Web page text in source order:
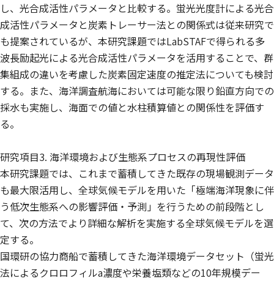
し、光合成活性パラメータと比較する。蛍光光度計による光合
成活性パラメータと炭素トレーサー法との関係式は従来研究で
も提案されているが、本研究課題ではLabSTAFで得られる多
波長励起光による光合成活性パラメータを活用することで、群
集組成の違いを考慮した炭素固定速度の推定法についても検討
する。また、海洋調査航海においては可能な限り鉛直方向での
採水も実施し、海面での値と水柱積算値との関係性を評価す
る。
研究項目3. 海洋環境および生態系プロセスの再現性評価
本研究課題では、これまで蓄積してきた既存の現場観測データ
も最大限活用し、全球気候モデルを用いた「極端海洋現象に伴
う低次生態系への影響評価・予測」を行うための前段階とし
て、次の方法でより詳細な解析を実施する全球気候モデルを選
定する。
国環研の協力商船で蓄積してきた海洋環境データセット（蛍光
法によるクロロフィルa濃度や栄養塩類などの10年規模デー